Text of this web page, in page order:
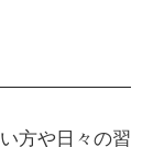
方や日々の習